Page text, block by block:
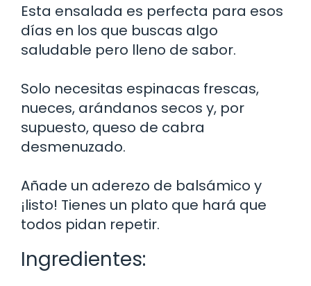
Esta ensalada es perfecta para esos
días en los que buscas algo
saludable pero lleno de sabor.
Solo necesitas espinacas frescas,
nueces, arándanos secos y, por
supuesto, queso de cabra
desmenuzado.
Añade un aderezo de balsámico y
¡listo! Tienes un plato que hará que
todos pidan repetir.
Ingredientes: